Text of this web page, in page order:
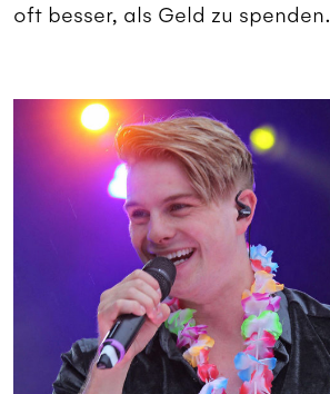
oft besser, als Geld zu spenden.